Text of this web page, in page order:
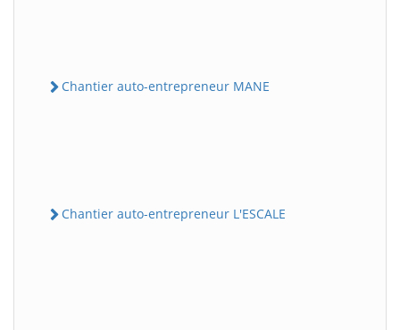
Chantier auto-entrepreneur MANE
Chantier auto-entrepreneur L'ESCALE